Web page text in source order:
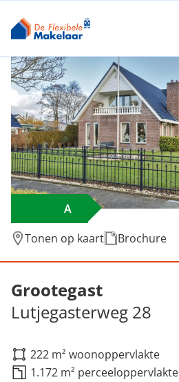
A
Tonen op kaart
Brochure
Grootegast
Lutjegasterweg 28
222 m² woonoppervlakte
1.172 m² perceeloppervlakte